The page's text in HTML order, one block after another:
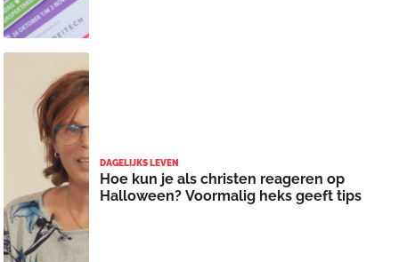
DAGELIJKS LEVEN
Hoe kun je als christen reageren op
Halloween? Voormalig heks geeft tips